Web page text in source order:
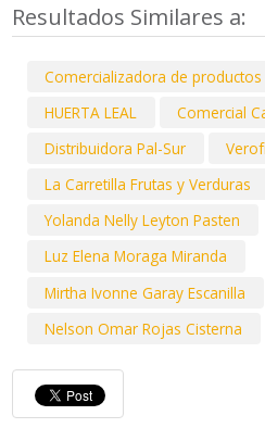
Resultados Similares a:
Comercializadora de
HUERTA LEAL
Comercial
Distribuidora Pal-Sur
La Carretilla Frutas y Verduras
Yolanda Nelly Leyton Pasten
Luz Elena Moraga Miranda
Mirtha Ivonne Garay Escanilla
Nelson Omar Rojas Cisterna